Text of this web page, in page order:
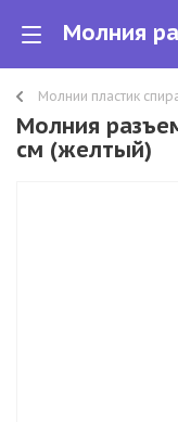
Молнии пластик
Молния
см (желтый)